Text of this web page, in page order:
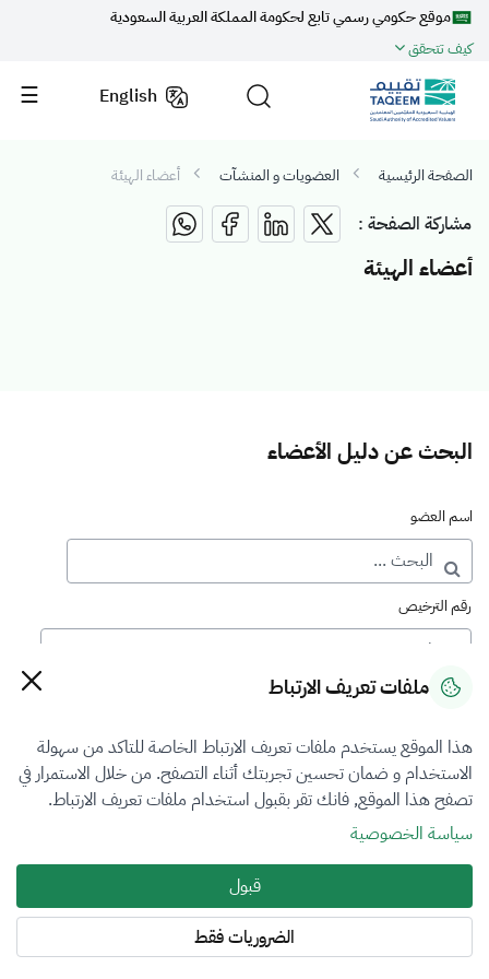
موقع حكومي رسمي تابع لحكومة المملكة العربية السعودية
كيف تتحقق
English
الصفحة الرئيسية العضويات و المنشآت أعضاء الهيئة
مشاركة الصفحة :
أعضاء الهيئة
البحث عن دليل الأعضاء
اسم العضو
رقم الترخيص
رقم العضوية
فرع التقييم
المنشآت الاقتصادية
نوع العضوية
الكل
المنطقة
ملفات تعريف الارتباط
هذا الموقع يستخدم ملفات تعريف الارتباط الخاصة للتاكد من سهولة
الاستخدام و ضمان تحسين تجربتك أثناء التصفح. من خلال الاستمرار في
تصفح هذا الموقع, فانك تقر بقبول استخدام ملفات تعريف الارتباط.
سياسة الخصوصية
قبول
الضروريات فقط